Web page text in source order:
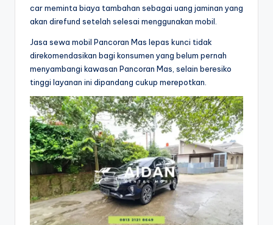
car meminta biaya tambahan sebagai uang jaminan yang
akan direfund setelah selesai menggunakan mobil.
Jasa sewa mobil Pancoran Mas lepas kunci tidak
direkomendasikan bagi konsumen yang belum pernah
menyambangi kawasan Pancoran Mas, selain beresiko
tinggi layanan ini dipandang cukup merepotkan.